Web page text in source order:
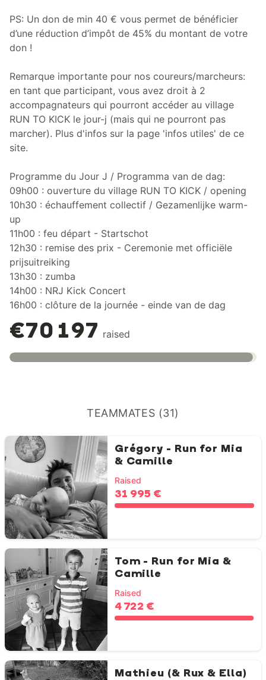
PS: Un don de min 40 € vous permet de bénéficier
d’une réduction d’impôt de 45% du montant de votre
don !
Remarque importante pour nos coureurs/marcheurs:
en tant que participant, vous avez droit à 2
accompagnateurs qui pourront accéder au village
RUN TO KICK le jour-j (mais qui ne pourront pas
marcher). Plus d'infos sur la page 'infos utiles' de ce
site.
Programme du Jour J / Programma van de dag:
09h00 : ouverture du village RUN TO KICK / opening
10h30 : échauffement collectif / Gezamenlijke warm-
up
11h00 : feu départ - Startschot
12h30 : remise des prix - Ceremonie met officiële
prijsuitreiking
13h30 : zumba
14h00 : NRJ Kick Concert
16h00 : clôture de la journée - einde van de dag
€70 197 raised
TEAMMATES (31)
Grégory - Run for Mia
& Camille
Raised
31 995 €
Tom - Run for Mia &
Camille
Raised
4 722 €
Mathieu (& Rux & Ella)